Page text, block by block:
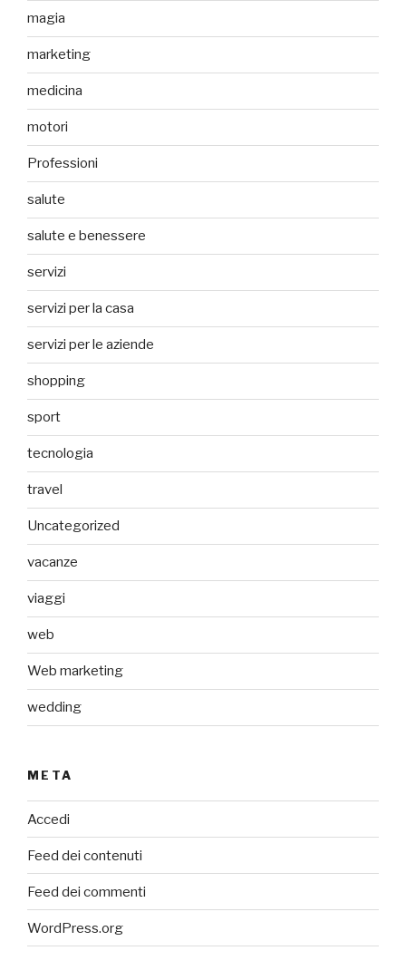
magia
marketing
medicina
motori
Professioni
salute
salute e benessere
servizi
servizi per la casa
servizi per le aziende
shopping
sport
tecnologia
travel
Uncategorized
vacanze
viaggi
web
Web marketing
wedding
META
Accedi
Feed dei contenuti
Feed dei commenti
WordPress.org